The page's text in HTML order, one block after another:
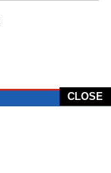
CLOSE